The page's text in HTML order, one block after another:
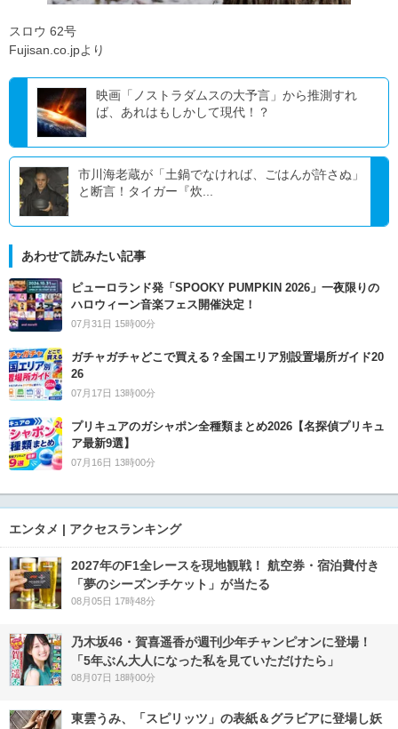
スロウ 62号
Fujisan.co.jpより
映画「ノストラダムスの大予言」から推測すれ
ば、あれはもしかして現代！？
市川海老蔵が「土鍋でなければ、ごはんが許さぬ」
と断言！タイガー『炊...
あわせて読みたい記事
ピューロランド発「SPOOKY PUMPKIN 2026」一夜限りの
ハロウィーン音楽フェス開催決定！
07月31日 15時00分
ガチャガチャどこで買える？全国エリア別設置場所ガイド20
26
07月17日 13時00分
プリキュアのガシャポン全種類まとめ2026【名探偵プリキュ
ア最新9選】
07月16日 13時00分
エンタメ | アクセスランキング
2027年のF1全レースを現地観戦！ 航空券・宿泊費付き
「夢のシーズンチケット」が当たる
08月05日 17時48分
乃木坂46・賀喜遥香が週刊少年チャンピオンに登場！
「5年ぶん大人になった私を見ていただけたら」
08月07日 18時00分
東雲うみ、「スピリッツ」の表紙＆グラビアに登場し妖